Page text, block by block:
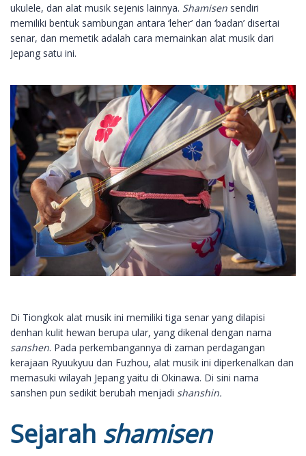
ukulele, dan alat musik sejenis lainnya. Shamisen sendiri
memiliki bentuk sambungan antara ‘leher’ dan ‘badan’ disertai
senar, dan memetik adalah cara memainkan alat musik dari
Jepang satu ini.
Di Tiongkok alat musik ini memiliki tiga senar yang dilapisi
denhan kulit hewan berupa ular, yang dikenal dengan nama
sanshen. Pada perkembangannya di zaman perdagangan
kerajaan Ryuukyuu dan Fuzhou, alat musik ini diperkenalkan dan
memasuki wilayah Jepang yaitu di Okinawa. Di sini nama
sanshen pun sedikit berubah menjadi shanshin.
Sejarah shamisen